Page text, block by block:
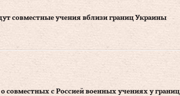
совместные учения вблизи границ Украины
совместных с Россией военных учениях у границ